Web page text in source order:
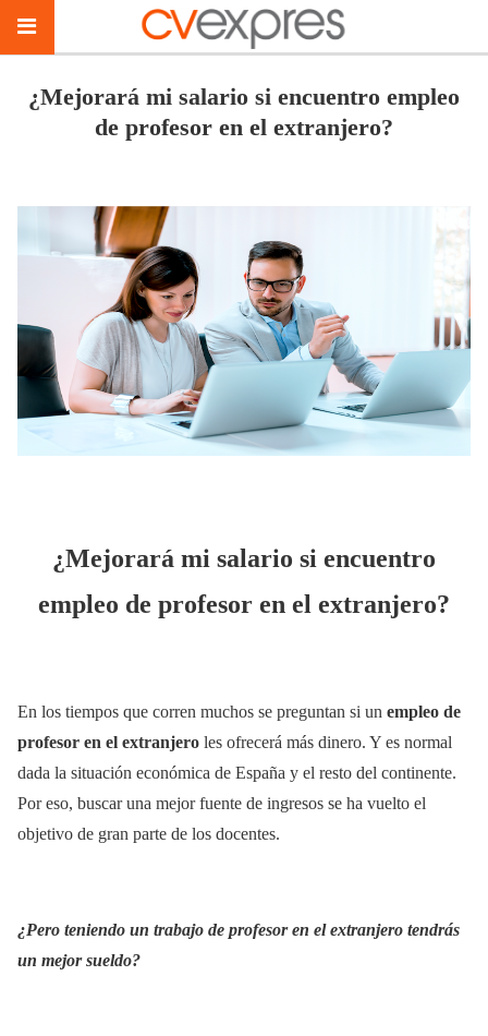
¿Mejorará mi salario si encuentro empleo
de profesor en el extranjero?
¿Mejorará mi salario si encuentro
empleo de profesor en el extranjero?
En los tiempos que corren muchos se preguntan si un empleo de
profesor en el extranjero les ofrecerá más dinero. Y es normal
dada la situación económica de España y el resto del continente.
Por eso, buscar una mejor fuente de ingresos se ha vuelto el
objetivo de gran parte de los docentes.
¿Pero teniendo un trabajo de profesor en el extranjero tendrás
un mejor sueldo?